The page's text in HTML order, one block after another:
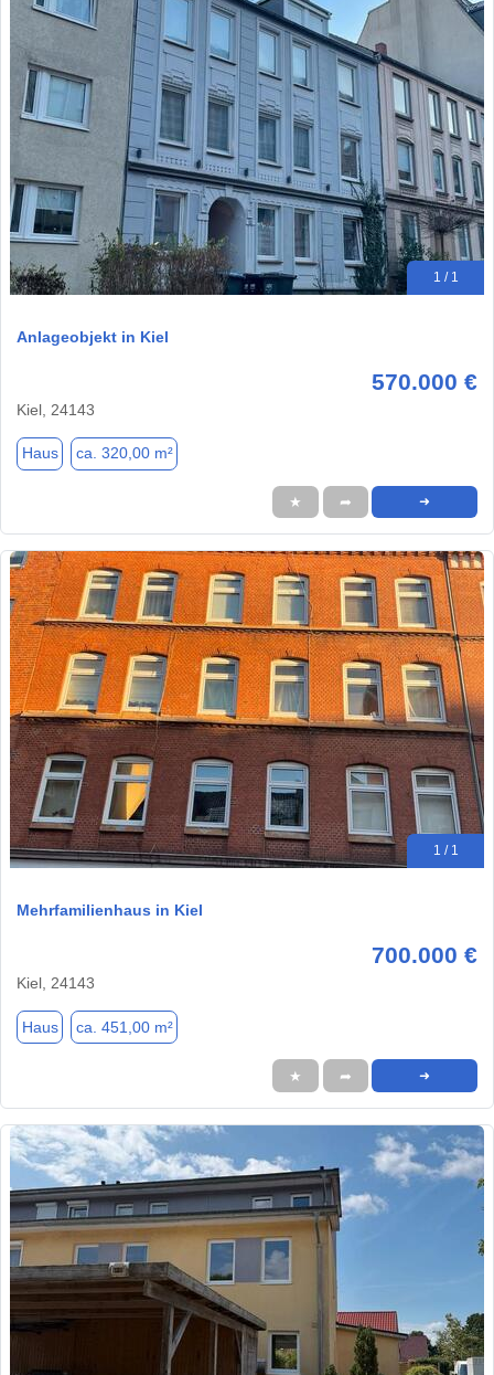
1 / 1
Anlageobjekt in Kiel
570.000 €
Kiel, 24143
Haus ca. 320,00 m²
★ ➦ ➜
1 / 1
Mehrfamilienhaus in Kiel
700.000 €
Kiel, 24143
Haus ca. 451,00 m²
★ ➦ ➜